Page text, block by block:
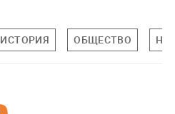
ИСТОРИЯ ОБЩЕСТВО